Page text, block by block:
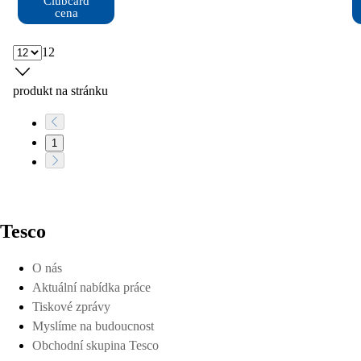
cena
12
produkt na stránku
1
Tesco
O nás
Aktuální nabídka práce
Tiskové zprávy
Myslíme na budoucnost
Obchodní skupina Tesco